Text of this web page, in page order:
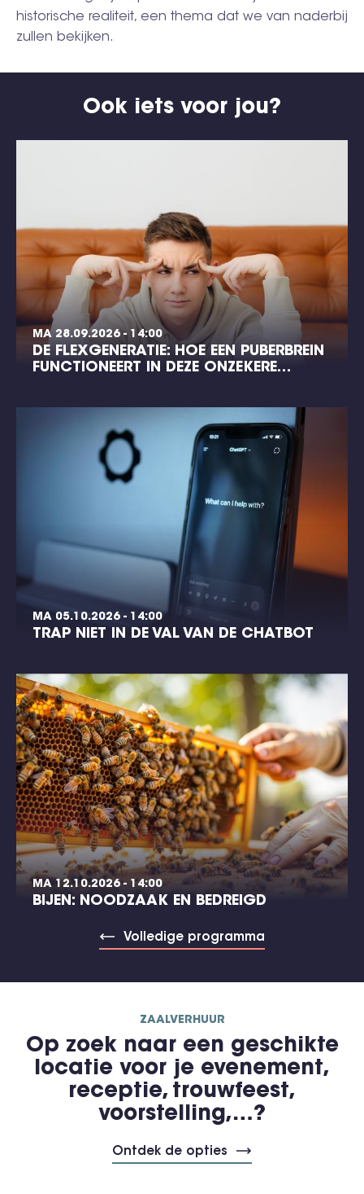
historische realiteit, een thema dat we van naderbij
zullen bekijken.
Ook iets voor jou?
MA 28.09.2026 - 14:00
DE FLEXGENERATIE: HOE EEN PUBERBREIN
FUNCTIONEERT IN DEZE ONZEKERE…
MA 05.10.2026 - 14:00
TRAP NIET IN DE VAL VAN DE CHATBOT
MA 12.10.2026 - 14:00
BIJEN: NOODZAAK EN BEDREIGD
Volledige programma
ZAALVERHUUR
Op zoek naar een geschikte
locatie voor je evenement,
receptie, trouwfeest,
voorstelling,…?
Ontdek de opties